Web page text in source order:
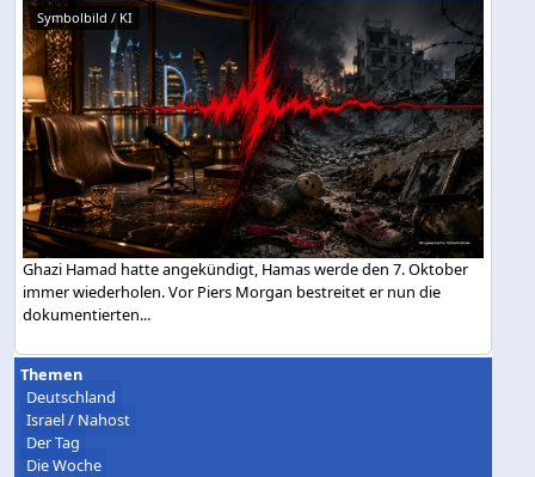
Symbolbild / KI
Ghazi Hamad hatte angekündigt, Hamas werde den 7. Oktober
immer wiederholen. Vor Piers Morgan bestreitet er nun die
dokumentierten...
Themen
Deutschland
Israel / Nahost
Der Tag
Die Woche